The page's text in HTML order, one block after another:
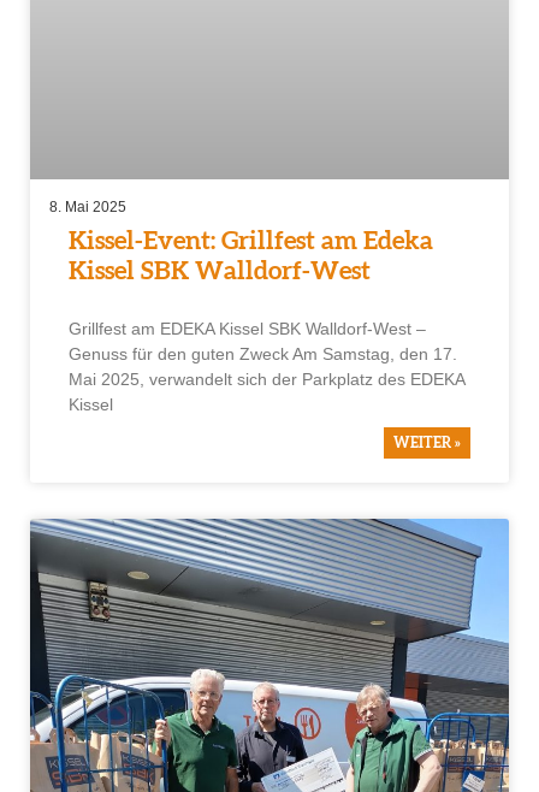
Kissel-Event: Grillfest am Edeka
Kissel SBK Walldorf-West
Grillfest am EDEKA Kissel SBK Walldorf-West –
Genuss für den guten Zweck Am Samstag, den 17.
Mai 2025, verwandelt sich der Parkplatz des EDEKA
Kissel
WEITER »
8. Mai 2025